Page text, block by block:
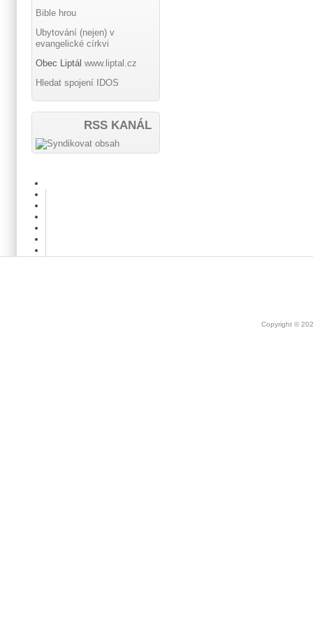
Bible hrou
Ubytování (nejen) v
evangelické církvi
Obec Liptál www.liptal.cz
Hledat spojení IDOS
RSS KANÁL
Copyright ©